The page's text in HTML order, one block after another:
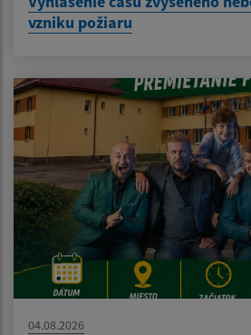
vzniku požiaru
04.08.2026